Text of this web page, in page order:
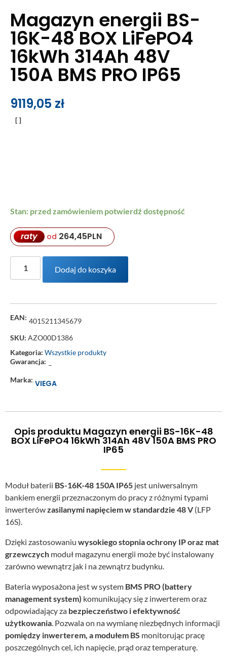
Magazyn energii BS-
16K-48 BOX LiFePO4
16kWh 314Ah 48V
150A BMS PRO IP65
9119,05 zł
Stan: przed zamówieniem potwierdź dostępność
raty od 264,45PLN
Dodaj do koszyka
EAN: 4015211345679
SKU: AZO00D1386
Kategoria: Wszystkie produkty
Gwarancja: –
Marka: VIEGA
Opis produktu Magazyn energii BS-16K-48
BOX LiFePO4 16kWh 314Ah 48V 150A BMS PRO
IP65
Moduł baterii BS-16K-48 150A IP65 jest uniwersalnym
bankiem energii przeznaczonym do pracy z różnymi typami
inwerterówzasilanymi napięciem w standardzie 48 V (LFP
16S).
Dzięki zastosowaniu wysokiego stopnia ochrony IP oraz mat
grzewczych moduł magazynu energii może być instalowany
zarówno wewnątrz jak i na zewnątrz budynku.
Bateria wyposażona jest w system BMS PRO (battery
management system) komunikujący się z inwerterem oraz
odpowiadający za bezpieczeństwo i efektywność
użytkowania . Pozwala on na wymianę niezbędnych informacji
pomiędzy inwerterem, a modułem BS monitorując pracę
poszczególnych cel, ich napięcie, prąd oraz temperaturę.